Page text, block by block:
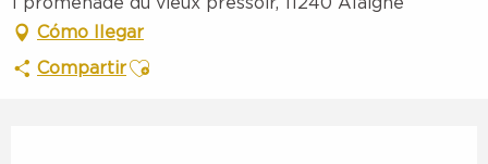
Cómo llegar
CompartirAjouter aux favoris